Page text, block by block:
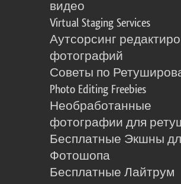
видео
Virtual Staging Services
Аутсорсинг
фотографий
Советы по
Photo Editing Freebies
Необработанные
фотографии для
Бесплатные Экшны
Фотошопа
Бесплатные Лайтрум